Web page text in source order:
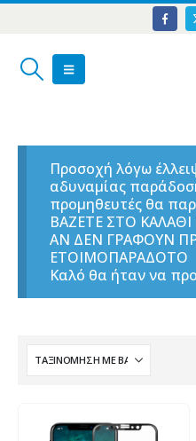
Προσοχή λόγω
αδυναμίας
προμηθευτές θα
ΒΑΖΕΤΕ ΣΤΟ
ΑΝ ΔΕΝ ΓΡΑΦΟΥΝ
ΕΤΟΙΜΟΠΑΡΑΔΟΤΟ
Καλό θα ήταν να